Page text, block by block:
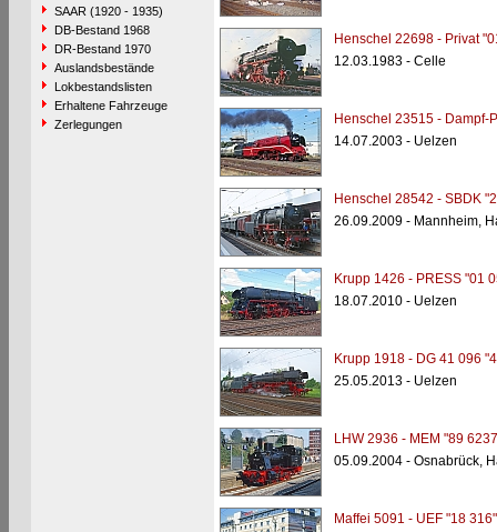
SAAR (1920 - 1935)
DB-Bestand 1968
DR-Bestand 1970
Auslandsbestände
Lokbestandslisten
Erhaltene Fahrzeuge
Zerlegungen
Henschel 22698 - Privat
12.03.1983 - Celle
Henschel 23515 - Dampf-
14.07.2003 - Uelzen
Henschel 28542 - SBDK
26.09.2009 - Mannheim,
Krupp 1426 - PRESS "01
18.07.2010 - Uelzen
Krupp 1918 - DG 41 096
25.05.2013 - Uelzen
LHW 2936 - MEM "89
05.09.2004 - Osnabrück,
Maffei 5091 - UEF "18 316"